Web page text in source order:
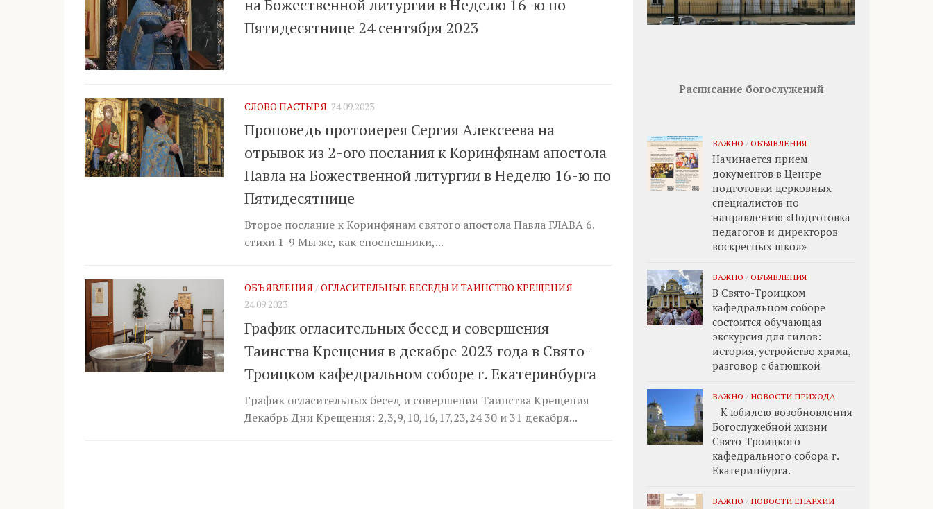
на Божественной литургии в Неделю 16-ю по
Пятидесятнице 24 сентября 2023
СЛОВО ПАСТЫРЯ 24.09.2023
Проповедь протоиерея Сергия Алексеева на
отрывок из 2-ого послания к Коринфянам апостола
Павла на Божественной литургии в Неделю 16-ю по
Пятидесятнице
Второе послание к Коринфянам святого апостола Павла ГЛАВА 6.
стихи 1-9 Мы же, как споспешники,...
ОБЪЯВЛЕНИЯ/ОГЛАСИТЕЛЬНЫЕ БЕСЕДЫ И ТАИНСТВО КРЕЩЕНИЯ
24.09.2023
График огласительных бесед и совершения
Таинства Крещения в декабре 2023 года в Свято-
Троицком кафедральном соборе г. Екатеринбурга
График огласительных бесед и совершения Таинства Крещения
Декабрь Дни Крещения: 2,3,9,10,16,17,23,24 30 и 31 декабря...
Расписание богослужений
ВАЖНО / ОБЪЯВЛЕНИЯ
Начинается прием
документов в Центре
подготовки церковных
специалистов по
направлению «Подготовка
педагогов и директоров
воскресных школ»
ВАЖНО / ОБЪЯВЛЕНИЯ
В Свято-Троицком
кафедральном соборе
состоится обучающая
экскурсия для гидов:
история, устройство храма,
разговор с батюшкой
ВАЖНО / НОВОСТИ ПРИХОДА
К юбилею возобновления
Богослужебной жизни
Свято-Троицкого
кафедрального собора г.
Екатеринбурга.
ВАЖНО / НОВОСТИ ЕПАРХИИ